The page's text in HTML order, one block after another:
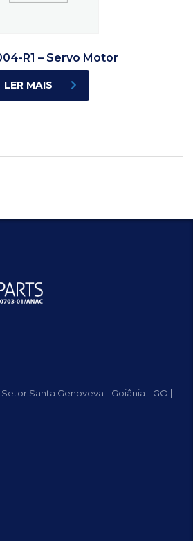
R1 – Servo Motor
LER MAIS
Setor Santa Genoveva - Goiânia - GO |